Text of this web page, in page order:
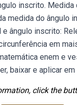
inscrito. Medida
medida do ângulo
e ângulo inscrito:
em
enem e
baixar e aplicar em
click the